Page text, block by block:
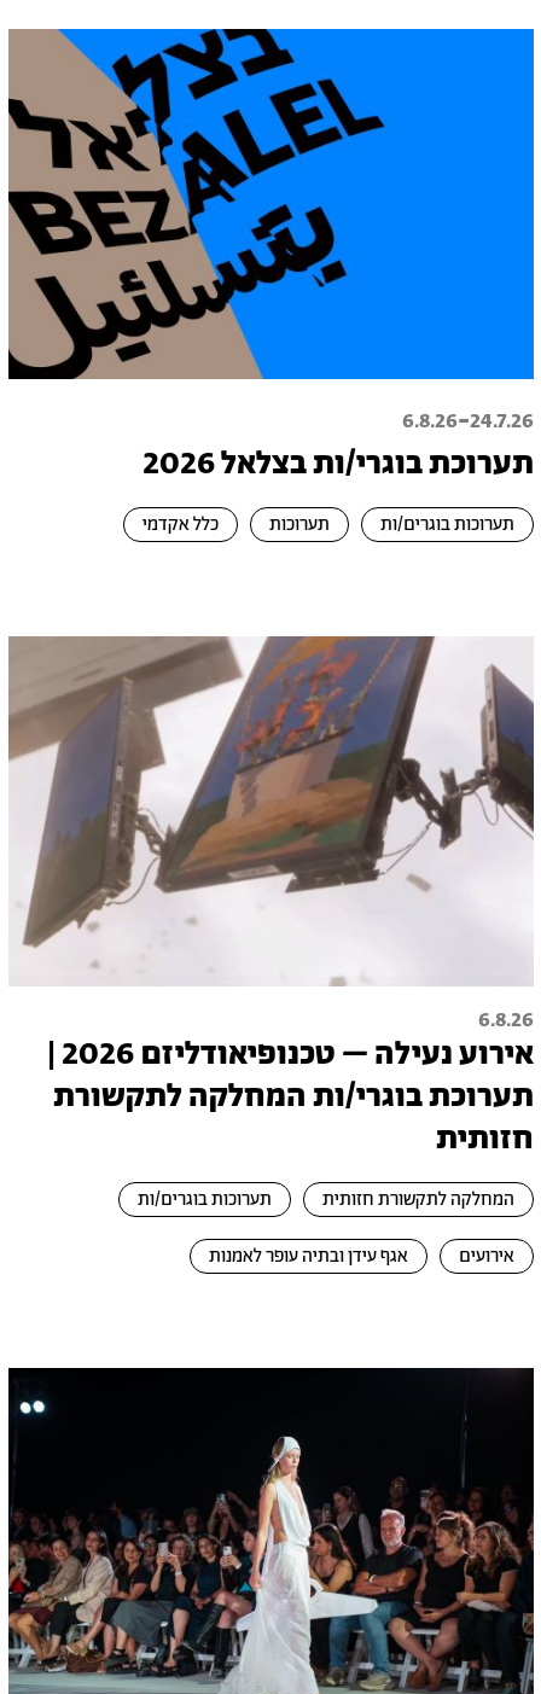
24.7.26
-
6.8.26
תערוכת בוגרי/ות בצלאל 2026
תערוכות בוגרים/ות תערוכות כלל אקדמי
6.8.26
אירוע נעילה – טכנופיאודליזם 2026 |
תערוכת בוגרי/ות המחלקה לתקשורת
חזותית
המחלקה לתקשורת חזותית תערוכות בוגרים/ות
אירועים אגף עידן ובתיה עופר לאמנות